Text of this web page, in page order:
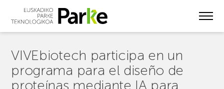
VIVEbiotech participa en un
programa para el diseño de
proteínas mediante IA para